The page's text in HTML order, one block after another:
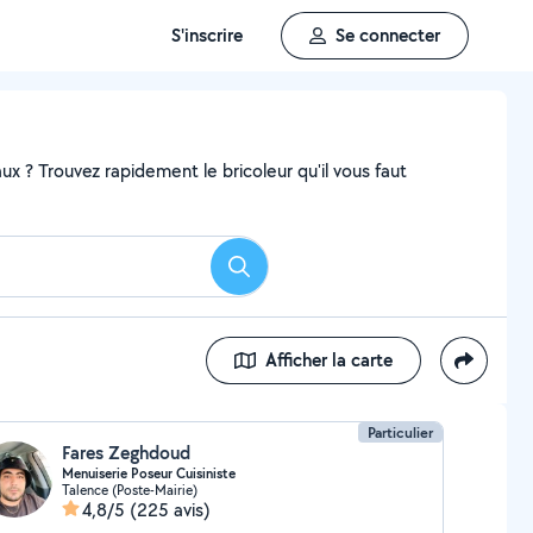
S'inscrire Se connecter
? Trouvez rapidement le bricoleur qu'il vous faut
Rechercher
Afficher la carte
Particulier
Fares Zeghdoud
Menuiserie Poseur Cuisiniste
Talence (Poste-Mairie)
4,8/5 (225 avis)